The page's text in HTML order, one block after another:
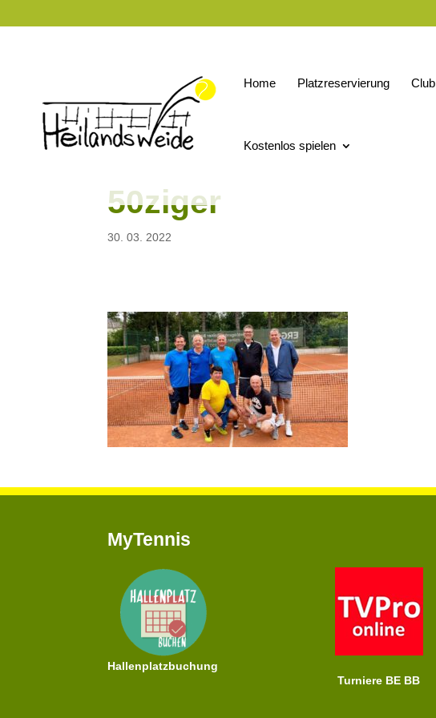
Home Platzreservierung Club
Kostenlos spielen
50ziger
30. 03. 2022
MyTennis
Hallenplatzbuchung
Turniere BE BB